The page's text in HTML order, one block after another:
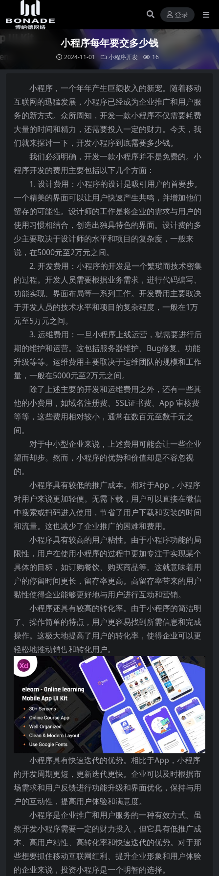
登录
小程序每年要交多少钱
2024-11-01 小程序开发 16
小程序，一个年年产生巨额收入的新宠。随着移动
互联网的迅猛发展，小程序已经成为企业推广和用户服
务的新方式。众所周知，开发一款小程序不仅需要耗费
大量的时间和精力，还需要投入一定的财力。今天，我
们就来探讨一下，开发小程序到底需要多少钱。
我们必须明确，开发一款小程序并不是免费的。小
程序开发的费用主要包括以下几个方面：
1. 设计费用：小程序的设计是吸引用户的首要步。
一个精美的界面可以让用户快速产生共鸣，并增加他们
留存的可能性。设计师的工作是将企业的需求与用户的
使用习惯相结合，创造出独具特色的界面。设计费的多
少主要取决于设计师的水平和项目的复杂度，一般来
说，在5000元至2万元之间。
2. 开发费用：小程序的开发是一个繁琐而技术密集
的过程。开发人员需要根据业务需求，进行代码编写、
功能实现、界面布局等一系列工作。开发费用主要取决
于开发人员的技术水平和项目的复杂程度，一般在1万
元至5万元之间。
3. 运维费用：一旦小程序上线运营，就需要进行后
期的维护和运营。这包括服务器维护、Bug修复、功能
升级等等。运维费用主要取决于运维团队的规模和工作
量，一般在5000元至2万元之间。
除了上述主要的开发和运维费用之外，还有一些其
他的小费用，如域名注册费、SSL证书费、App 审核费
等等，这些费用相对较小，通常在数百元至数千元之
间。
对于中小型企业来说，上述费用可能会让一些企业
望而却步。然而，小程序的优势和价值却是不容忽视
的。
小程序具有较低的推广成本。相对于App，小程序
对用户来说更加轻便。无需下载，用户可以直接在微信
中搜索或扫码进入使用，节省了用户下载和安装的时间
和流量。这也减少了企业推广的困难和费用。
小程序具有较高的用户粘性。由于小程序功能的局
限性，用户在使用小程序的过程中更加专注于实现某个
具体的目标，如订购餐饮、购买商品等。这就意味着用
户的停留时间更长，留存率更高。高留存率带来的用户
黏性使得企业能够更好地与用户进行互动和营销。
小程序还具有较高的转化率。由于小程序的简洁明
了、操作简单的特点，用户更容易找到所需信息和完成
操作。这极大地提高了用户的转化率，使得企业可以更
轻松地推动销售和转化用户。
小程序具有快速迭代的优势。相比于App，小程序
的开发周期更短，更新迭代更快。企业可以及时根据市
场需求和用户反馈进行功能升级和界面优化，保持与用
户的互动性，提高用户体验和满意度。
小程序是企业推广和用户服务的一种有效方式。虽
然开发小程序需要一定的财力投入，但它具有低推广成
本、高用户粘性、高转化率和快速迭代的优势。对于那
些想要抓住移动互联网红利、提升企业形象和用户体验
的企业来说，投资小程序是一个明智的选择。